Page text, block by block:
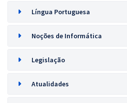
Língua Portuguesa
Noções de Informática
Legislação
Atualidades